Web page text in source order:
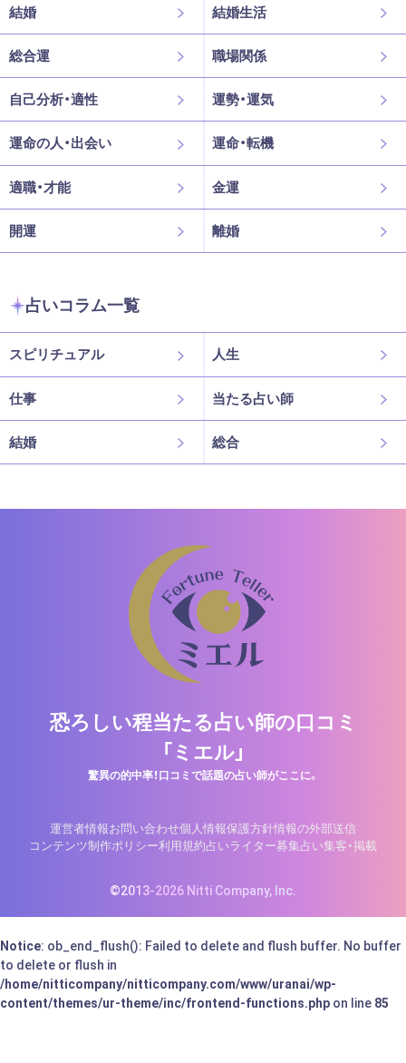
結婚 結婚生活
総合運 職場関係
自己分析・適性 運勢・運気
運命の人・出会い 運命・転機
適職・才能 金運
開運 離婚
占いコラム一覧
スピリチュアル 人生
仕事 当たる占い師
結婚 総合
恐ろしい程当たる占い師の口コミ
「ミエル」
驚異の的中率！口コミで話題の占い師がここに。
運営者情報お問い合わせ個人情報保護方針情報の外部送信
コンテンツ制作ポリシー利用規約占いライター募集占い集客・掲載
©2013-2026 Nitti Company, Inc.
Notice: ob_end_flush(): Failed to delete and flush buffer. No buffer
to delete or flush in
/home/nitticompany/nitticompany.com/www/uranai/wp-
content/themes/ur-theme/inc/frontend-functions.php on line 85